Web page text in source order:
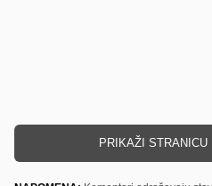
PRIKAŽI STRANICU